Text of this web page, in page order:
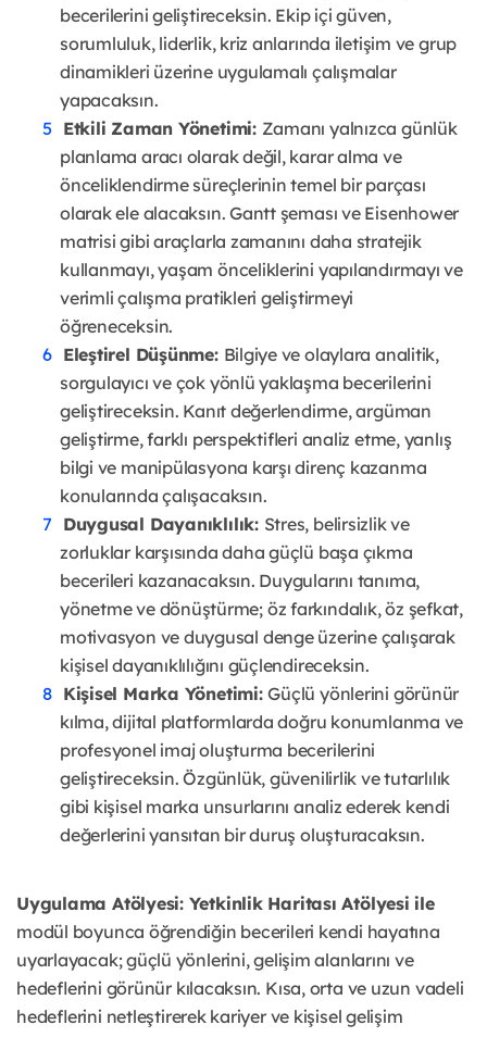
becerilerini geliştireceksin. Ekip içi güven,
sorumluluk, liderlik, kriz anlarında iletişim ve grup
dinamikleri üzerine uygulamalı çalışmalar
yapacaksın.
Etkili Zaman Yönetimi: Zamanı yalnızca günlük
planlama aracı olarak değil, karar alma ve
önceliklendirme süreçlerinin temel bir parçası
olarak ele alacaksın. Gantt şeması ve Eisenhower
matrisi gibi araçlarla zamanını daha stratejik
kullanmayı, yaşam önceliklerini yapılandırmayı ve
verimli çalışma pratikleri geliştirmeyi
öğreneceksin.
Eleştirel Düşünme: Bilgiye ve olaylara analitik,
sorgulayıcı ve çok yönlü yaklaşma becerilerini
geliştireceksin. Kanıt değerlendirme, argüman
geliştirme, farklı perspektifleri analiz etme, yanlış
bilgi ve manipülasyona karşı direnç kazanma
konularında çalışacaksın.
Duygusal Dayanıklılık: Stres, belirsizlik ve
zorluklar karşısında daha güçlü başa çıkma
becerileri kazanacaksın. Duygularını tanıma,
yönetme ve dönüştürme; öz farkındalık, öz şefkat,
motivasyon ve duygusal denge üzerine çalışarak
kişisel dayanıklılığını güçlendireceksin.
Kişisel Marka Yönetimi:Güçlü yönlerini görünür
kılma, dijital platformlarda doğru konumlanma ve
profesyonel imaj oluşturma becerilerini
geliştireceksin. Özgünlük, güvenilirlik ve tutarlılık
gibi kişisel marka unsurlarını analiz ederek kendi
değerlerini yansıtan bir duruş oluşturacaksın.
Uygulama Atölyesi: Yetkinlik Haritası Atölyesi ile
modül boyunca öğrendiğin becerileri kendi hayatına
uyarlayacak; güçlü yönlerini, gelişim alanlarını ve
hedeflerini görünür kılacaksın. Kısa, orta ve uzun vadeli
hedeflerini netleştirerek kariyer ve kişisel gelişim